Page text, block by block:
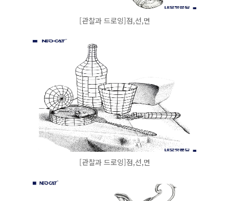
[관찰과 드로잉]점,선,면
[관찰과 드로잉]점,선,면